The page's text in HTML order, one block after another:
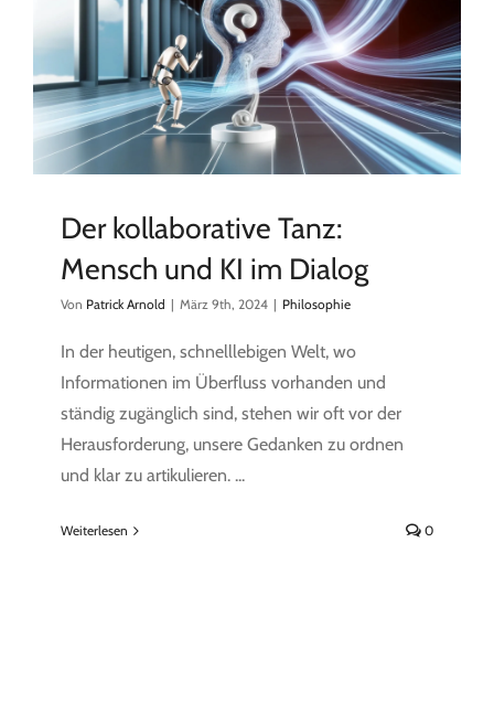
Der kollaborative Tanz:
Mensch und KI im Dialog
Von Patrick Arnold | März 9th, 2024 | Philosophie
In der heutigen, schnelllebigen Welt, wo
Informationen im Überfluss vorhanden und
ständig zugänglich sind, stehen wir oft vor der
Herausforderung, unsere Gedanken zu ordnen
und klar zu artikulieren. ...
Weiterlesen 0